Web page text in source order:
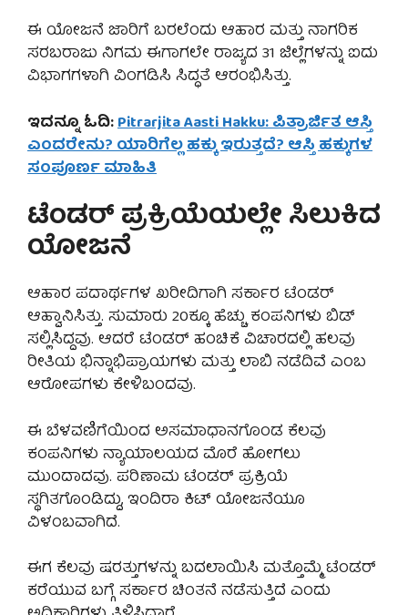
ಈ ಯೋಜನೆ ಜಾರಿಗೆ ಬರಲೆಂದು ಆಹಾರ ಮತ್ತು ನಾಗರಿಕ
ಸರಬರಾಜು ನಿಗಮ ಈಗಾಗಲೇ ರಾಜ್ಯದ 31 ಜಿಲ್ಲೆಗಳನ್ನು ಐದು
ವಿಭಾಗಗಳಾಗಿ ವಿಂಗಡಿಸಿ ಸಿದ್ಧತೆ ಆರಂಭಿಸಿತ್ತು.
ಇದನ್ನೂ ಓದಿ:Pitrarjita Aasti Hakku: ಪಿತ್ರಾರ್ಜಿತ ಆಸ್ತಿ
ಎಂದರೇನು? ಯಾರಿಗೆಲ್ಲ ಹಕ್ಕು ಇರುತ್ತದೆ? ಆಸ್ತಿ ಹಕ್ಕುಗಳ
ಸಂಪೂರ್ಣ ಮಾಹಿತಿ
ಟೆಂಡರ್ ಪ್ರಕ್ರಿಯೆಯಲ್ಲೇ ಸಿಲುಕಿದ
ಯೋಜನೆ
ಆಹಾರ ಪದಾರ್ಥಗಳ ಖರೀದಿಗಾಗಿ ಸರ್ಕಾರ ಟೆಂಡರ್
ಆಹ್ವಾನಿಸಿತ್ತು. ಸುಮಾರು 20ಕ್ಕೂ ಹೆಚ್ಚು ಕಂಪನಿಗಳು ಬಿಡ್
ಸಲ್ಲಿಸಿದ್ದವು. ಆದರೆ ಟೆಂಡರ್ ಹಂಚಿಕೆ ವಿಚಾರದಲ್ಲಿ ಹಲವು
ರೀತಿಯ ಭಿನ್ನಾಭಿಪ್ರಾಯಗಳು ಮತ್ತು ಲಾಬಿ ನಡೆದಿವೆ ಎಂಬ
ಆರೋಪಗಳು ಕೇಳಿಬಂದವು.
ಈ ಬೆಳವಣಿಗೆಯಿಂದ ಅಸಮಾಧಾನಗೊಂಡ ಕೆಲವು
ಕಂಪನಿಗಳು ನ್ಯಾಯಾಲಯದ ಮೊರೆ ಹೋಗಲು
ಮುಂದಾದವು. ಪರಿಣಾಮ ಟೆಂಡರ್ ಪ್ರಕ್ರಿಯೆ
ಸ್ಥಗಿತಗೊಂಡಿದ್ದು, ಇಂದಿರಾ ಕಿಟ್ ಯೋಜನೆಯೂ
ವಿಳಂಬವಾಗಿದೆ.
ಈಗ ಕೆಲವು ಷರತ್ತುಗಳನ್ನು ಬದಲಾಯಿಸಿ ಮತ್ತೊಮ್ಮೆ ಟೆಂಡರ್
ಕರೆಯುವ ಬಗ್ಗೆ ಸರ್ಕಾರ ಚಿಂತನೆ ನಡೆಸುತ್ತಿದೆ ಎಂದು